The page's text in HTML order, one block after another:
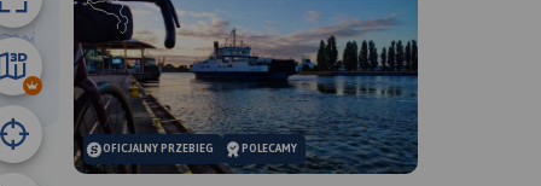
14 km
OFICJALNY PRZEBIEG POLECAMY